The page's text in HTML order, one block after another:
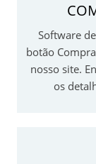
Software
botão
nosso site.
os